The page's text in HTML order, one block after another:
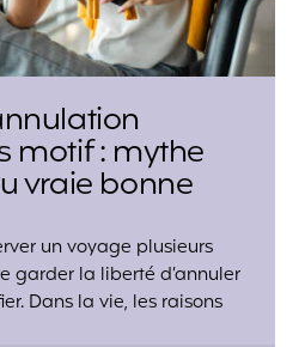
motif : mythe
vraie bonne
un voyage plusieurs
garder la liberté d’annuler
Dans la vie, les raisons